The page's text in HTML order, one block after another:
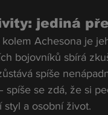
jediná
Achesona je
bojovníků sbírá
spíše
se zdá, že si
styl a osobní život.